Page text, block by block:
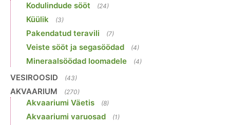
Kodulindude sööt (24)
Küülik (3)
Pakendatud teravili (7)
Veiste sööt ja segasöödad (4)
Mineraalsöödad loomadele (4)
VESIROOSID (43)
AKVAARIUM (270)
Akvaariumi Väetis (8)
Akvaariumi varuosad (1)